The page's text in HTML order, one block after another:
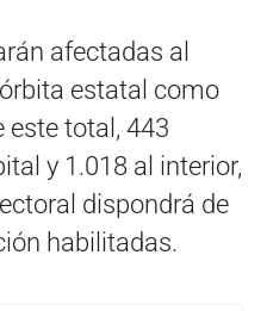
afectadas al
estatal como
este total, 443
y 1.018 al interior,
dispondrá de
habilitadas.